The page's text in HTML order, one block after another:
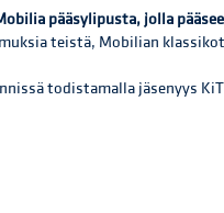
pääsylipusta, jolla
teistä, Mobilian
todistamalla jäsenyys